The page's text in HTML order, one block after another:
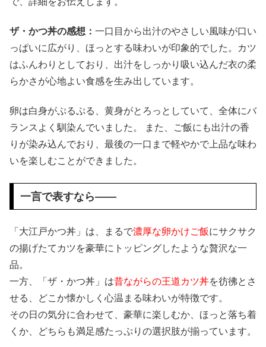
ザ・かつ丼の感想： 一口目から出汁のやさしい風味が口い
っぱいに広がり、ほっとする味わいが印象的でした。カツ
はふんわりとしており、出汁をしっかり吸い込んだ衣の柔
らかさが心地よい食感を生み出しています。
卵は白身がぷるぷる、黄身がとろっとしていて、全体にバ
ランスよく馴染んでいました。 また、ご飯にも出汁の香
りが染み込んでおり、最後の一口まで軽やかで上品な味わ
いを楽しむことができました。
一言で表すなら――
「大江戸かつ丼」は、まるで濃厚な卵かけご飯にサクサク
の揚げたてカツを豪華にトッピングしたような贅沢な一
品。
一方、「ザ・かつ丼」は昔ながらの王道カツ丼を彷彿とさ
せる、どこか懐かしく心温まる味わいが特徴です。
その日の気分に合わせて、豪華に楽しむか、ほっと落ち着
くか、どちらも満足感たっぷりの選択肢が揃っています。